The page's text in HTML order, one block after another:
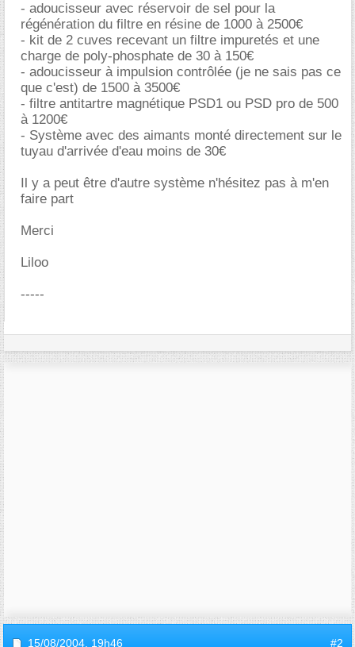
- adoucisseur avec réservoir de sel pour la
régénération du filtre en résine de 1000 à 2500
- kit de 2 cuves recevant un filtre impuretés et une
charge de poly-phosphate de 30 à 150
- adoucisseur à impulsion contrôlée (je ne sais pas ce
que c'est) de 1500 à 3500
- filtre antitartre magnétique PSD1 ou PSD pro de 500
à 1200
- Système avec des aimants monté directement sur le
tuyau d'arrivée d'eau moins de 30
Il y a peut être d'autre système n'hésitez pas à m'en
faire part
Merci
Liloo
-----
15/08/2004, 19h46 #2